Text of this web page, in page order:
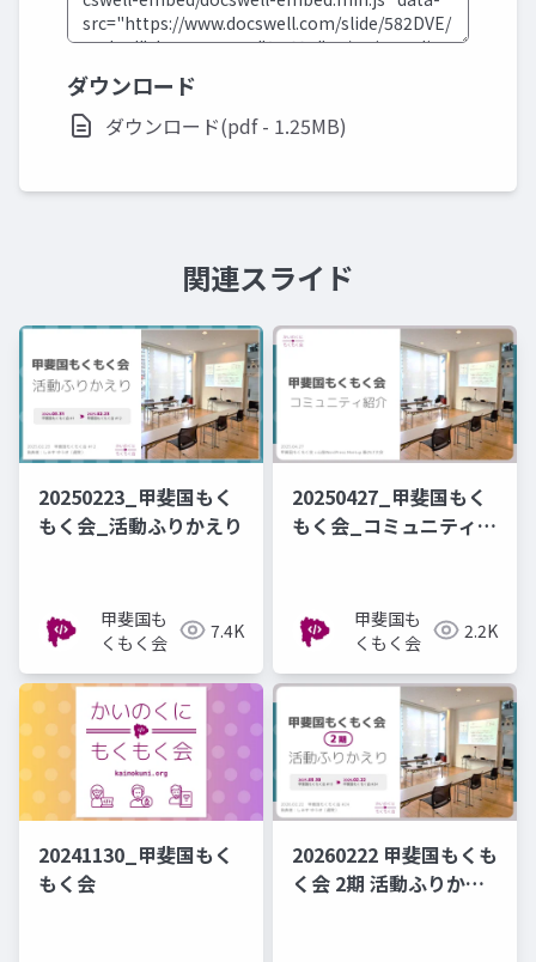
ダウンロード
ダウンロード(pdf - 1.25MB)
関連スライド
20250223_甲斐国もく
もく会_活動ふりかえり
甲斐国も
くもく会
7.4K
20250427_甲斐国もく
もく会_コミュニティ紹
甲斐国も
くもく会
2.2K
20241130_甲斐国もく
もく会
20260222 甲斐国もくも
く会 2期 活動ふりかえ